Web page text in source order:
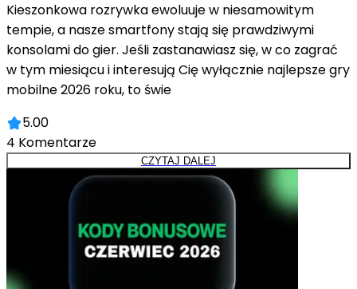
Kieszonkowa rozrywka ewoluuje w niesamowitym
tempie, a nasze smartfony stają się prawdziwymi
konsolami do gier. Jeśli zastanawiasz się, w co zagrać
w tym miesiącu i interesują Cię wyłącznie najlepsze gry
mobilne 2026 roku, to świe
5.00
4 Komentarze
CZYTAJ DALEJ